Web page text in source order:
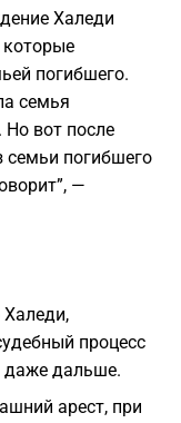
Халеди
погибшего.
семья
вот после
семьи погибшего
—
процесс
даже дальше.
арест, при